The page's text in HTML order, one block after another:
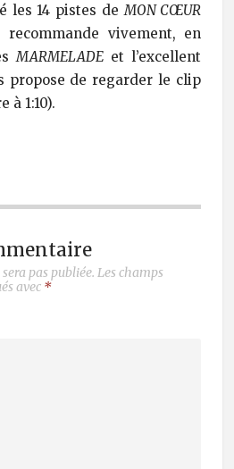
les 14 pistes de MON CŒUR
vivement, en
MARMELADE et l’excellent
propose de regarder le clip
à 1:10).
pas publiée. Les champs
avec *